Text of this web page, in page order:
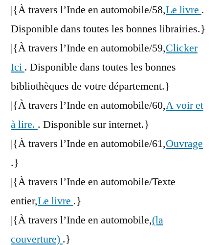
|{À travers l’Inde en automobile/58,Le livre .
Disponible dans toutes les bonnes librairies.}
|{À travers l’Inde en automobile/59,Clicker
Ici . Disponible dans toutes les bonnes
bibliothèques de votre département.}
|{À travers l’Inde en automobile/60,A voir et
à lire. . Disponible sur internet.}
|{À travers l’Inde en automobile/61,Ouvrage
.}
|{À travers l’Inde en automobile/Texte
entier,Le livre .}
|{À travers l’Inde en automobile,(la
couverture) .}